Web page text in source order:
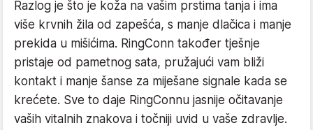
Razlog je što je koža na vašim prstima tanja i ima
više krvnih žila od zapešća, s manje dlačica i manje
prekida u mišićima. RingConn također tješnje
pristaje od pametnog sata, pružajući vam bliži
kontakt i manje šanse za miješane signale kada se
krećete. Sve to daje RingConnu jasnije očitavanje
vaših vitalnih znakova i točniji uvid u vaše zdravlje.